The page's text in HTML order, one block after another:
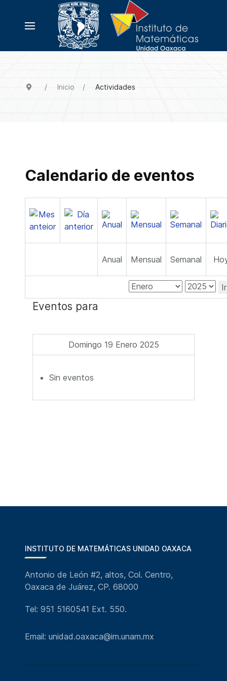
Inicio Actividades
Calendario de eventos
Anual Mensual Semanal
Eventos para
Domingo 19 Enero 2025
Sin eventos
INSTITUTO DE MATEMÁTICAS UNIDAD OAXACA
Antonio de León #2, altos, Col. Centro,
Oaxaca de Juárez, CP. 68000
Tel: 951 5160541 Ext. 550.
Email: unidad.oaxaca@im.unam.mx